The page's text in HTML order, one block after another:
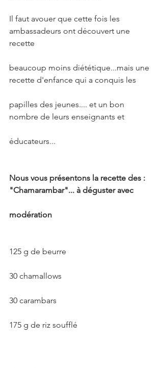
Il faut avouer que cette fois les
ambassadeurs ont découvert une
recette
beaucoup moins diététique...mais une
recette d'enfance qui a conquis les
papilles des jeunes.... et un bon
nombre de leurs enseignants et
éducateurs...
Nous vous présentons la recette des :
"Chamarambar"... à déguster avec
modération
125 g de beurre
30 chamallows
30 carambars
175 g de riz soufflé